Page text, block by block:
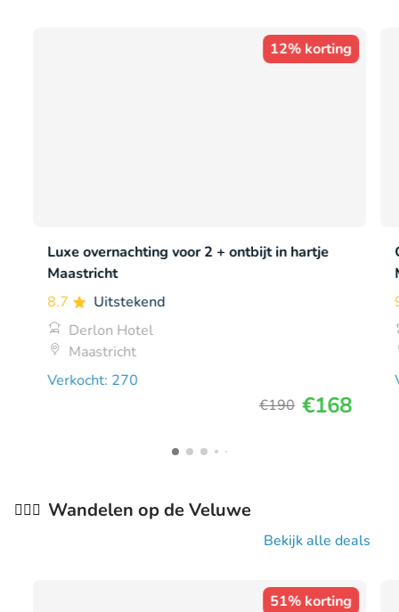
12% korting
Luxe overnachting voor 2 + ontbijt in hartje
Maastricht
8.7
Uitstekend
Derlon Hotel
Maastricht
Verkocht: 270
€190 €168
🚶🏼‍♂️ Wandelen op de Veluwe
Bekijk alle deals
51% korting